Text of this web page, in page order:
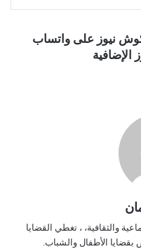
نيوز على واتساب
والثقافية، ، تغطي القضايا
بقضايا الأطفال والشباب.